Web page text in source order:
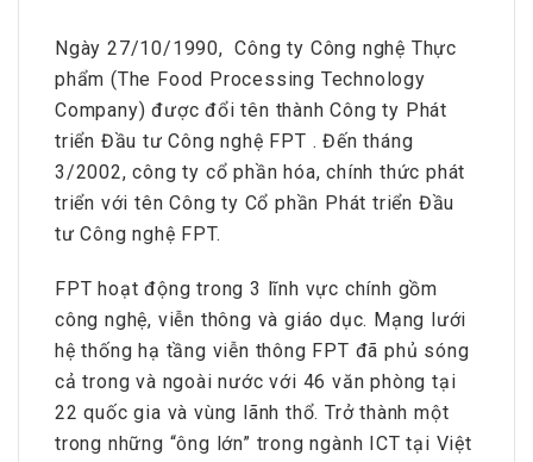
Ngày 27/10/1990, Công ty Công nghệ Thực
phẩm (The Food Processing Technology
Company) được đổi tên thành Công ty Phát
triển Đầu tư Công nghệ FPT . Đến tháng
3/2002, công ty cổ phần hóa, chính thức phát
triển với tên Công ty Cổ phần Phát triển Đầu
tư Công nghệ FPT.
FPT hoạt động trong 3 lĩnh vực chính gồm
công nghệ, viễn thông và giáo dục. Mạng lưới
hệ thống hạ tầng viễn thông FPT đã phủ sóng
cả trong và ngoài nước với 46 văn phòng tại
22 quốc gia và vùng lãnh thổ. Trở thành một
trong những “ông lớn” trong ngành ICT tại Việt